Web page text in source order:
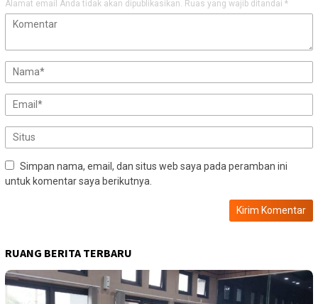
Alamat email Anda tidak akan dipublikasikan. Ruas yang wajib ditandai *
Simpan nama, email, dan situs web saya pada peramban ini
untuk komentar saya berikutnya.
RUANG BERITA TERBARU